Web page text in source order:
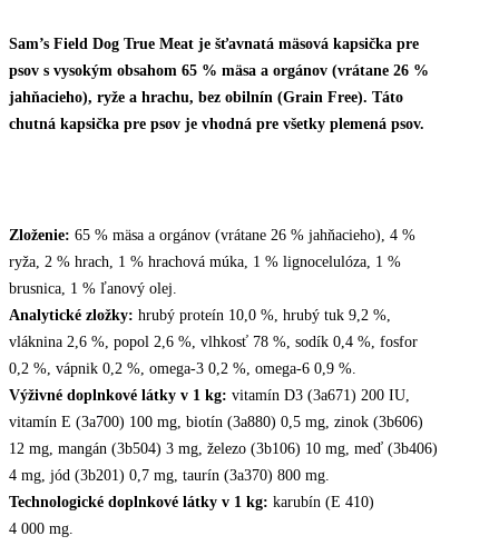
Sam’s Field Dog True Meat je šťavnatá mäsová kapsička pre
psov s vysokým obsahom 65 % mäsa a orgánov (vrátane 26 %
jahňacieho), ryže a hrachu, bez obilnín (Grain Free). Táto
chutná kapsička pre psov je vhodná pre všetky plemená psov.
Zloženie: 65 % mäsa a orgánov (vrátane 26 % jahňacieho), 4 %
ryža, 2 % hrach, 1 % hrachová múka, 1 % lignocelulóza, 1 %
brusnica, 1 % ľanový olej.
Analytické zložky: hrubý proteín 10,0 %, hrubý tuk 9,2 %,
vláknina 2,6 %, popol 2,6 %, vlhkosť 78 %, sodík 0,4 %, fosfor
0,2 %, vápnik 0,2 %, omega-3 0,2 %, omega-6 0,9 %.
Výživné doplnkové látky v 1 kg: vitamín D3 (3a671) 200 IU,
vitamín E (3a700) 100 mg, biotín (3a880) 0,5 mg, zinok (3b606)
12 mg, mangán (3b504) 3 mg, železo (3b106) 10 mg, meď (3b406)
4 mg, jód (3b201) 0,7 mg, taurín (3a370) 800 mg.
Technologické doplnkové látky v 1 kg: karubín (E 410)
4 000 mg.